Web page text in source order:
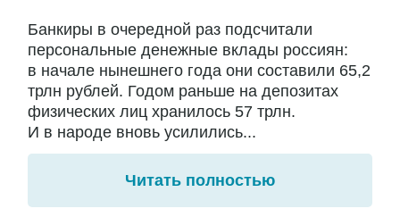
Банкиры в очередной раз подсчитали
персональные денежные вклады россиян:
в начале нынешнего года они составили 65,2
трлн рублей. Годом раньше на депозитах
физических лиц хранилось 57 трлн.
И в народе вновь усилились...
Читать полностью